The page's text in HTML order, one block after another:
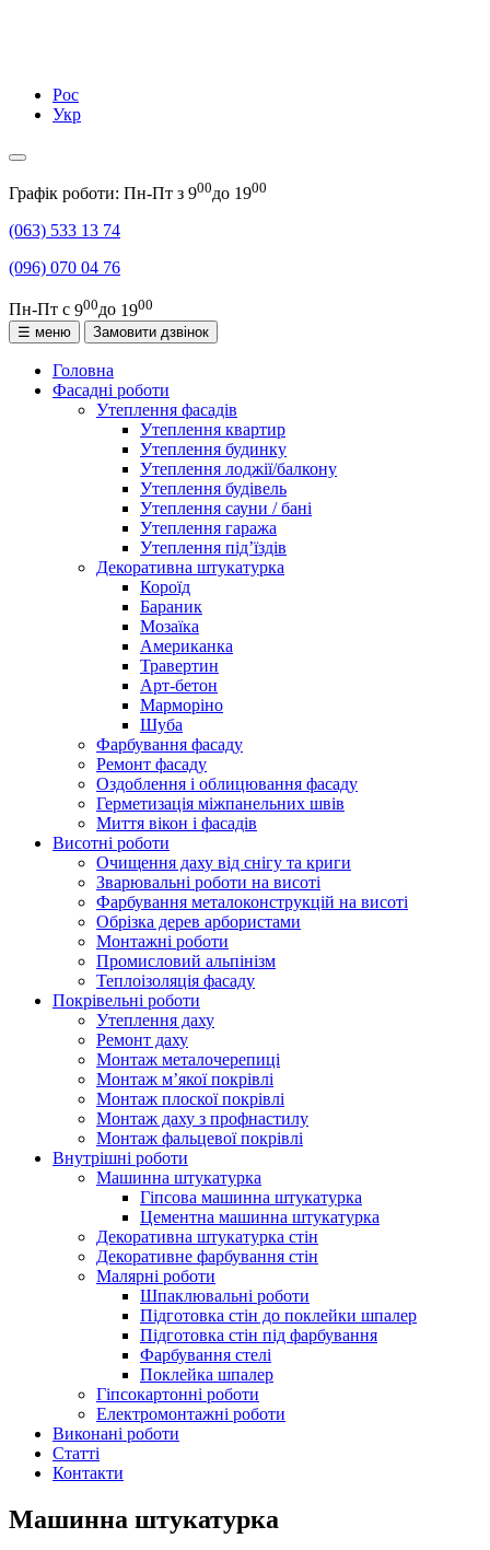
Рос
Укр
Графік роботи: Пн-Пт з 900до 1900
(063) 533 13 74
(096) 070 04 76
Пн-Пт с 900до 1900
☰ меню
Замовити дзвінок
Головна
Фасадні роботи
Утеплення фасадів
Утеплення квартир
Утеплення будинку
Утеплення лоджії/балкону
Утеплення будівель
Утеплення сауни / бані
Утеплення гаража
Утеплення під’їздів
Декоративна штукатурка
Короїд
Бараник
Мозаїка
Американка
Травертин
Арт-бетон
Марморіно
Шуба
Фарбування фасаду
Ремонт фасаду
Оздоблення і облицювання фасаду
Герметизація міжпанельних швів
Миття вікон і фасадів
Висотні роботи
Очищення даху від снігу та криги
Зварювальні роботи на висоті
Фарбування металоконструкцій на висоті
Обрізка дерев арбористами
Монтажні роботи
Промисловий альпінізм
Теплоізоляція фасаду
Покрівельні роботи
Утеплення даху
Ремонт даху
Монтаж металочерепиці
Монтаж м’якої покрівлі
Монтаж плоскої покрівлі
Монтаж даху з профнастилу
Монтаж фальцевої покрівлі
Внутрішні роботи
Машинна штукатурка
Гіпсова машинна штукатурка
Цементна машинна штукатурка
Декоративна штукатурка стін
Декоративне фарбування стін
Малярні роботи
Шпаклювальні роботи
Підготовка стін до поклейки шпалер
Підготовка стін під фарбування
Фарбування стелі
Поклейка шпалер
Гіпсокартонні роботи
Електромонтажні роботи
Виконані роботи
Статті
Контакти
Машинна штукатурка